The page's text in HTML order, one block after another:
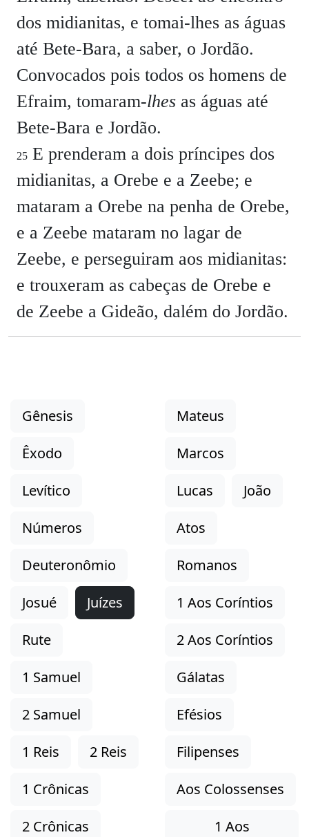
dos midianitas, e tomai-lhes as águas
até Bete-Bara, a saber, o Jordão.
Convocados pois todos os homens de
Efraim, tomaram-lhes as águas até
Bete-Bara e Jordão.
25 E prenderam a dois príncipes dos
midianitas, a Orebe e a Zeebe; e
mataram a Orebe na penha de Orebe,
e a Zeebe mataram no lagar de
Zeebe, e perseguiram aos midianitas:
e trouxeram as cabeças de Orebe e
de Zeebe a Gideão, dalém do Jordão.
Gênesis
Êxodo
Levítico
Números
Deuteronômio
Josué
Juízes
Rute
1 Samuel
2 Samuel
1 Reis
2 Reis
1 Crônicas
2 Crônicas
Mateus
Marcos
Lucas
João
Atos
Romanos
1 Aos Coríntios
2 Aos Coríntios
Gálatas
Efésios
Filipenses
Aos Colossenses
1 Aos